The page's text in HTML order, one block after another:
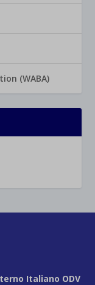
(WABA)
Italiano ODV